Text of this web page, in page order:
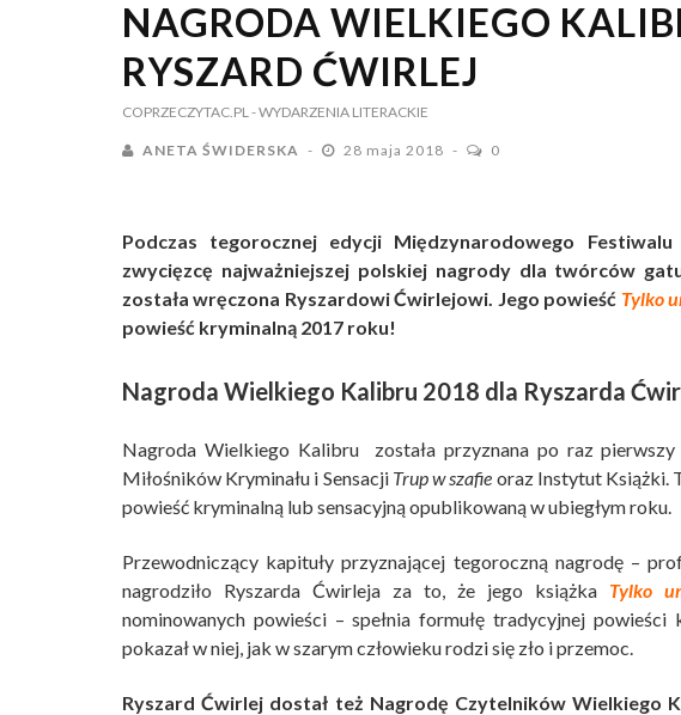
NAGRODA WIELKIEGO
RYSZARD ĆWIRLEJ
COPRZECZYTAC.PL- WYDARZENIA LITERACKIE
ANETA ŚWIDERSKA 28 maja 2018 0
Podczas tegorocznej edycji Międzynarodowego Festiwalu
zwycięzcę najważniejszej polskiej nagrody dla twórców
została wręczona Ryszardowi Ćwirlejowi. Jego powieść Tylko
powieść kryminalną 2017 roku!
Nagroda Wielkiego Kalibru 2018 dla Ryszarda
Nagroda Wielkiego Kalibru została przyznana po raz
Miłośników Kryminału i Sensacji Trup w szafie oraz Instytut Książki.
powieść kryminalną lub sensacyjną opublikowaną w ubiegłym roku.
Przewodniczący kapituły przyznającej tegoroczną nagrodę –
nagrodziło Ryszarda Ćwirleja za to, że jego książka Tylko
nominowanych powieści – spełnia formułę tradycyjnej
pokazał w niej, jak w szarym człowieku rodzi się zło i przemoc.
Ryszard Ćwirlej dostał też Nagrodę Czytelników Wielkiego